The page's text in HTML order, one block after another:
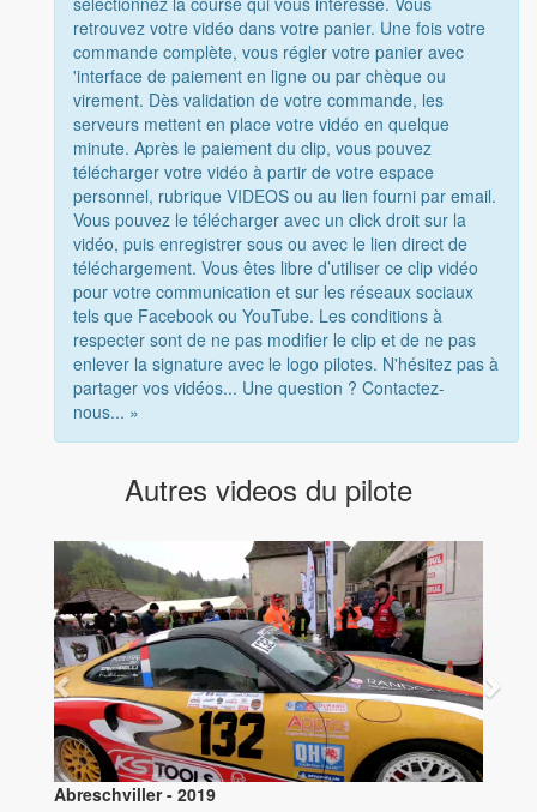
retrouvez votre vidéo dans votre panier. Une fois votre
commande complète, vous régler votre panier avec
'interface de paiement en ligne ou par chèque ou
virement. Dès validation de votre commande, les
serveurs mettent en place votre vidéo en quelque
minute. Après le paiement du clip, vous pouvez
télécharger votre vidéo à partir de votre espace
personnel, rubrique VIDEOS ou au lien fourni par email.
Vous pouvez le télécharger avec un click droit sur la
vidéo, puis enregistrer sous ou avec le lien direct de
téléchargement. Vous êtes libre d’utiliser ce clip vidéo
pour votre communication et sur les réseaux sociaux
tels que Facebook ou YouTube. Les conditions à
respecter sont de ne pas modifier le clip et de ne pas
enlever la signature avec le logo pilotes. N'hésitez pas à
partager vos vidéos... Une question ? Contactez-
nous... »
Autres videos du pilote
Abreschviller - 2019